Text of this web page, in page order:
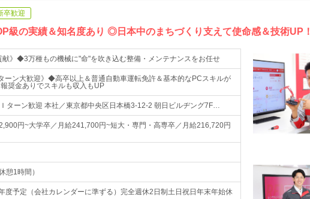
卒歓迎
級の実績＆知名度あり ◎日本中のまちづくり支えて使命感＆技術UP！
献》◆3万種もの機械に"命"を吹き込む整備・メンテナンスをお任せ
ーン大歓迎》◆高卒以上＆普通自動車運転免許＆基本的なPCスキルが
奨金ありでスキルも収入もUP
ターン歓迎 本社／東京都中央区日本橋3-12-2 朝日ビルヂング7F…
円~大学卒／月給241,700円~短大・専門・高専卒／月給216,720円
憩1時間）
度予定（会社カレンダーに準ずる）完全週休2日制土日祝日年末年始休